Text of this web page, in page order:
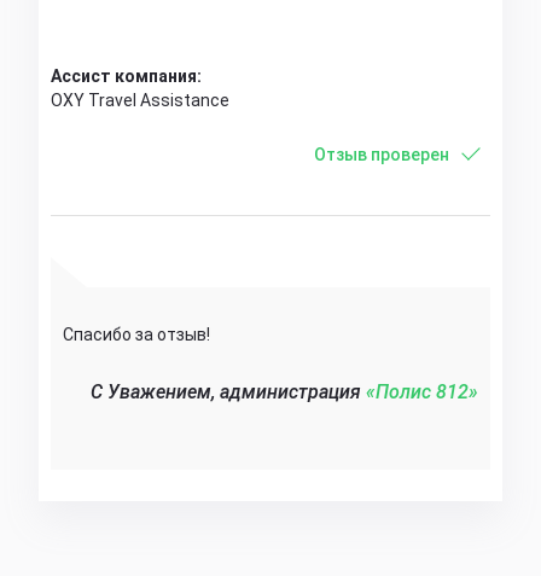
Ассист компания:
OXY Travel Assistance
Отзыв проверен
Спасибо за отзыв!
C Уважением, администрация «Полис 812»‎